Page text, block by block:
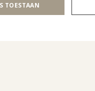
TOESTAAN